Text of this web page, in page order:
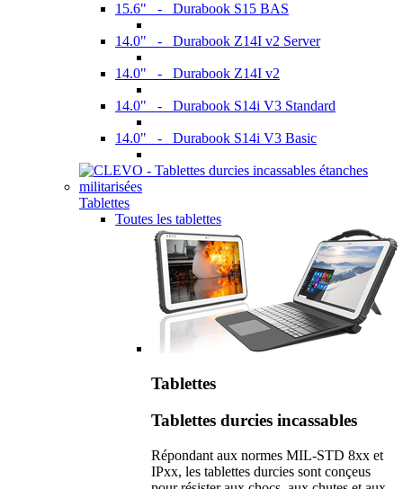
15.6" - Durabook S15 BAS
14.0" - Durabook Z14I v2 Server
14.0" - Durabook Z14I v2
14.0" - Durabook S14i V3 Standard
14.0" - Durabook S14i V3 Basic
Tablettes
Toutes les tablettes
Tablettes
Tablettes durcies incassables
Répondant aux normes MIL-STD 8xx et
IPxx, les tablettes durcies sont conçeus